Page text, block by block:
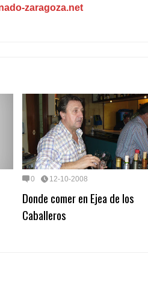
zaragoza.net
0 12-10-2008
Donde comer en Ejea de los
Caballeros